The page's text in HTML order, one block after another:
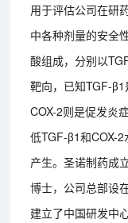
用于评估公司在研
中各种剂量的安全
酸组成，分别以
靶向，已知TGF-
COX-2则是促发炎
低TGF-β1和COX-
产生。圣诺制药成
博士，公司总部设
建立了中国研发中